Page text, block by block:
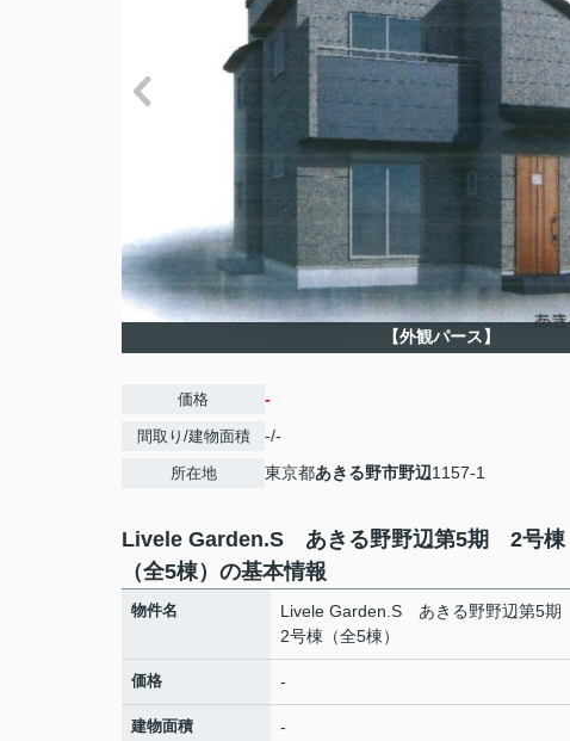
【外観パース】
価格 -
間取り/建物面積 -/-
所在地 東京都あきる野市野辺1157-1
Livele Garden.S あきる野野辺第5期 2号棟
（全5棟）の基本情報
物件名
Livele Garden.S あきる野野辺第5期
2号棟（全5棟）
価格 -
建物面積 -